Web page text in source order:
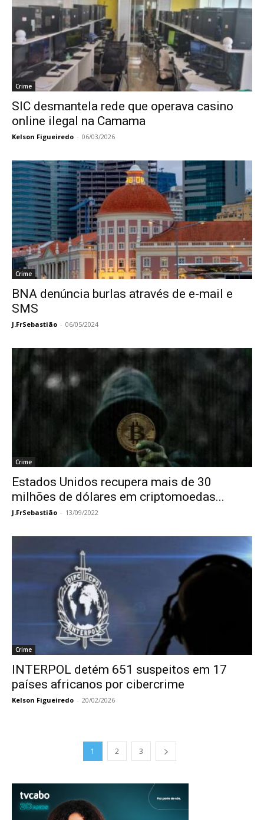
Crime
SIC desmantela rede que operava casino
online ilegal na Camama
Kelson Figueiredo - 06/03/2026
Crime
BNA denúncia burlas através de e-mail e
SMS
J.FrSebastião - 06/05/2024
Crime
Estados Unidos recupera mais de 30
milhões de dólares em criptomoedas...
J.FrSebastião - 13/09/2022
Crime
INTERPOL detém 651 suspeitos em 17
países africanos por cibercrime
Kelson Figueiredo - 20/02/2026
1 2 3